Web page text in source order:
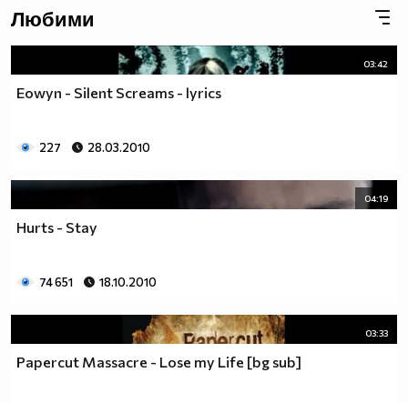
Любими
03:42
Eowyn - Silent Screams - lyrics
227 28.03.2010
04:19
Hurts - Stay
74 651 18.10.2010
03:33
Papercut Massacre - Lose my Life [bg sub]